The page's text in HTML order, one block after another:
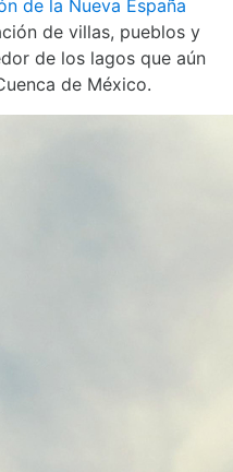
de la Nueva España
de villas, pueblos y
de los lagos que aún
de México.